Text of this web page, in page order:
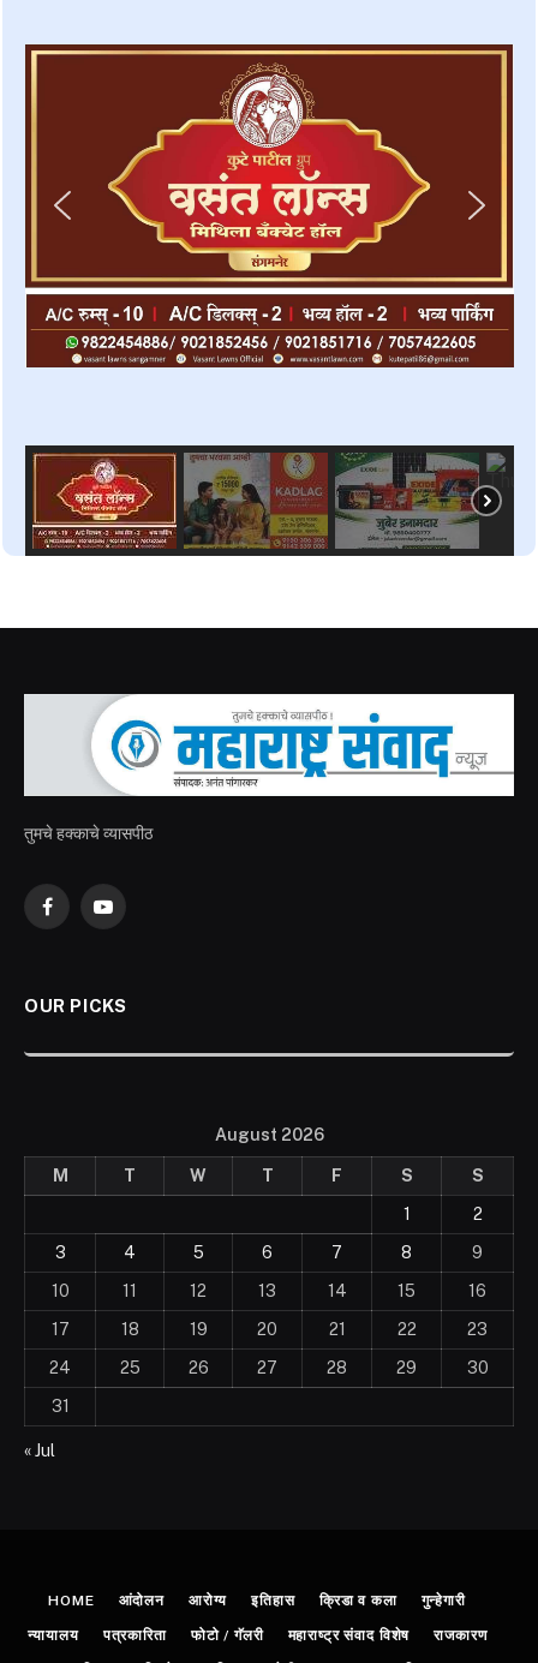
तुमचे हक्काचे व्यासपीठ
FacebookYouTube
OUR PICKS
August 2026
M T W T F S
S
1
2
3
4 5 6 7 8
9
10
11 12 13 14 15
16
17
18 19 20 21 22
23
24
25 26 27 28 29
30
31
« Jul
HOME आंदोलन आरोग्य इतिहास क्रिडा व कला गुन्हेगारी
न्यायालय पत्रकारिता फोटो / गॅलरी महाराष्ट्र संवाद विशेष राजकारण